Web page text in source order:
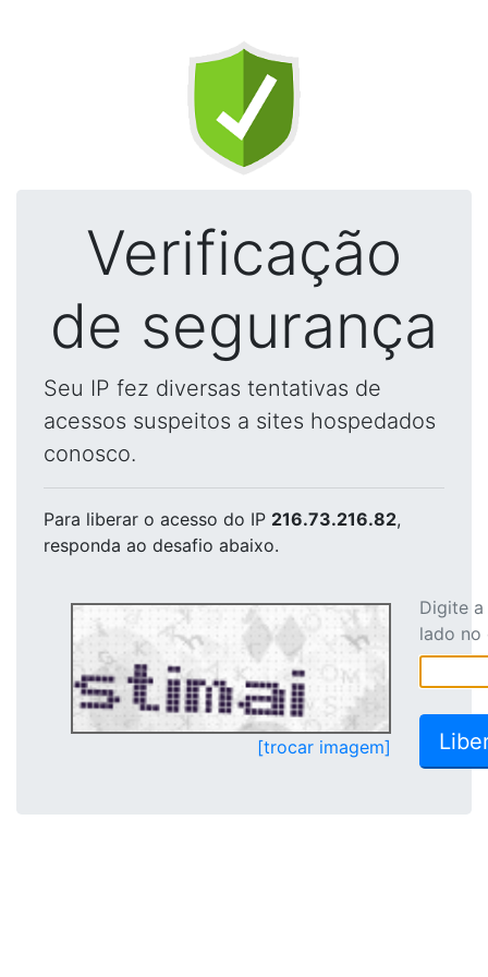
Verificação
de segurança
Seu IP fez diversas tentativas de
acessos suspeitos a sites hospedados
conosco.
Para liberar o acesso do IP 216.73.216.82,
responda ao desafio abaixo.
[trocar imagem]
Digite
lado no